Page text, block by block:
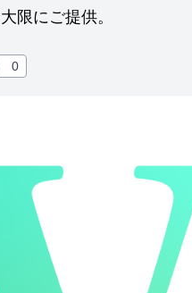
限にご提供。
0